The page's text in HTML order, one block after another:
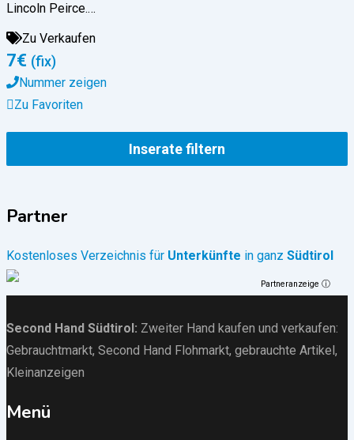
Lincoln Peirce.…
Zu Verkaufen
7€ (fix)
Nummer zeigen
Zu Favoriten
Inserate filtern
Partner
Kostenloses Verzeichnis für Unterkünfte in ganz Südtirol
Partneranzeige ⓘ
Second Hand Südtirol : Zweiter Hand kaufen und verkaufen:
Gebrauchtmarkt, Second Hand Flohmarkt, gebrauchte Artikel ,
Kleinanzeigen
Menü